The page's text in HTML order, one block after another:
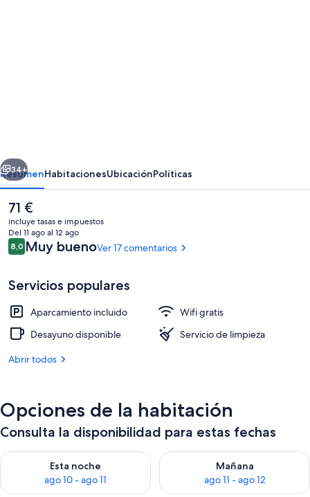
Se ofrece un desayuno bufé todos
Siguiente
34+
ResumenHabitacionesUbicaciónPolíticas
El
precio
actual
es
de
71 €
incluye tasas e impuestos
Del 11 ago al 12 ago
Comentarios
8,08,0 de 10
Muy buenoVer 17 comentarios
Servicios populares
Aparcamiento incluido
Wifi gratis
Desayuno disponible
Servicio de limpieza
Abrir todos
Opciones de la habitación
Consulta la disponibilidad para estas fechas
Esta noche
ago 10 - ago 11
Consulta la disponibilidad para esta noche, ago 10 - ago 11
Mañana
ago 11 - ago 12
Consulta la disponibilidad